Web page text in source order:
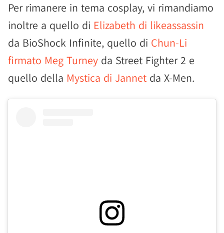
Per rimanere in tema cosplay, vi rimandiamo
inoltre a quello di Elizabeth di likeassassin
da BioShock Infinite, quello di Chun-Li
firmato Meg Turney da Street Fighter 2 e
quello della Mystica di Jannet da X-Men.